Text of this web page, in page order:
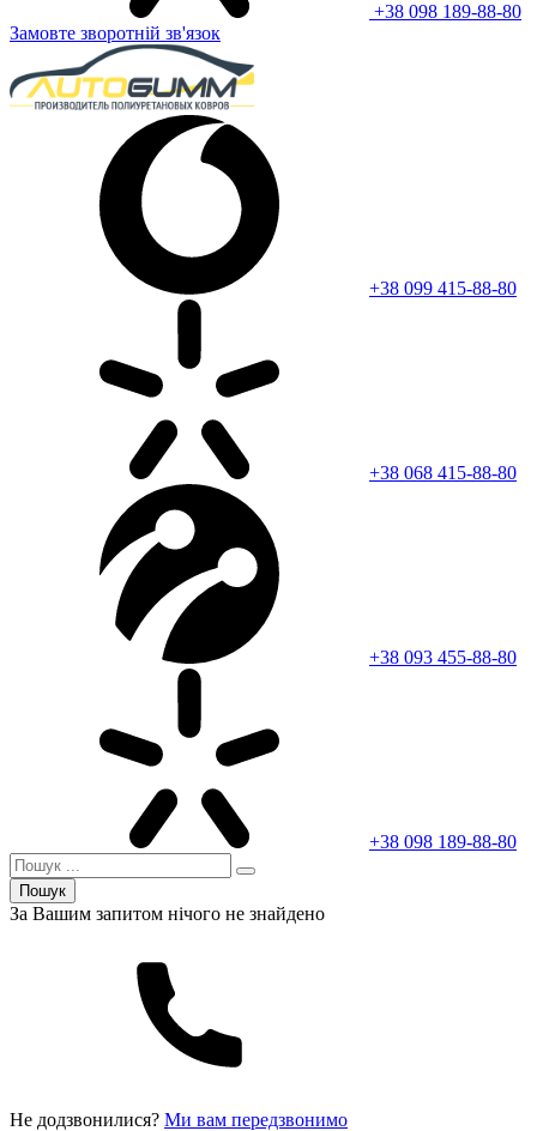
+38 098 189-88-80
Замовте зворотній зв'язок
+38 099 415-88-80
+38 068 415-88-80
+38 093 455-88-80
+38 098 189-88-80
Пошук
За Вашим запитом нічого не знайдено
Не додзвонилися? Ми вам передзвонимо